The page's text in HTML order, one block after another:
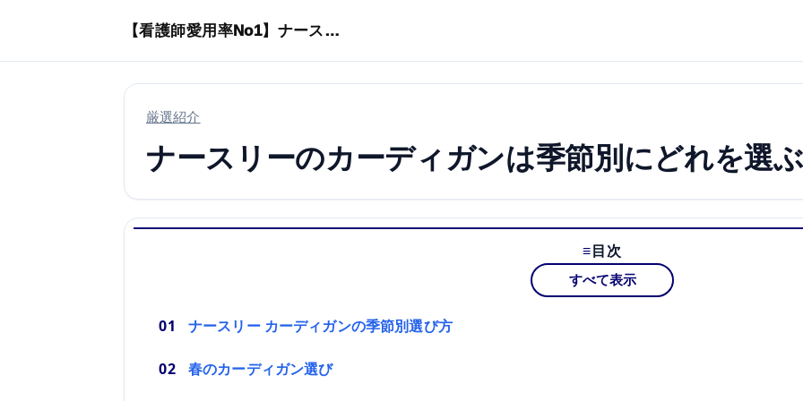
【看護師愛用率No1】ナースリーで人気の商品はコレ
厳選紹介
ナースリーのカーディガンは季節別にどれを選
目次
すべて表示
ナースリー カーディガンの季節別選び方
春のカーディガン選び